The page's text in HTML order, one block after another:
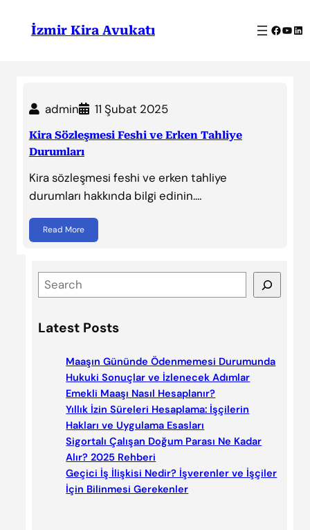
İzmir Kira Avukatı
admin 11 Şubat 2025
Kira Sözleşmesi Feshi ve Erken Tahliye
Durumları
Kira sözleşmesi feshi ve erken tahliye
durumları hakkında bilgi edinin.…
Read More
e
r
Latest Posts
Maaşın Gününde Ödenmemesi Durumunda
Hukuki Sonuçlar ve İzlenecek Adımlar
Emekli Maaşı Nasıl Hesaplanır?
Yıllık İzin Süreleri Hesaplama: İşçilerin
Hakları ve Uygulama Esasları
Sigortalı Çalışan Doğum Parası Ne Kadar
Alır? 2025 Rehberi
Geçici İş İlişkisi Nedir? İşverenler ve İşçiler
İçin Bilinmesi Gerekenler